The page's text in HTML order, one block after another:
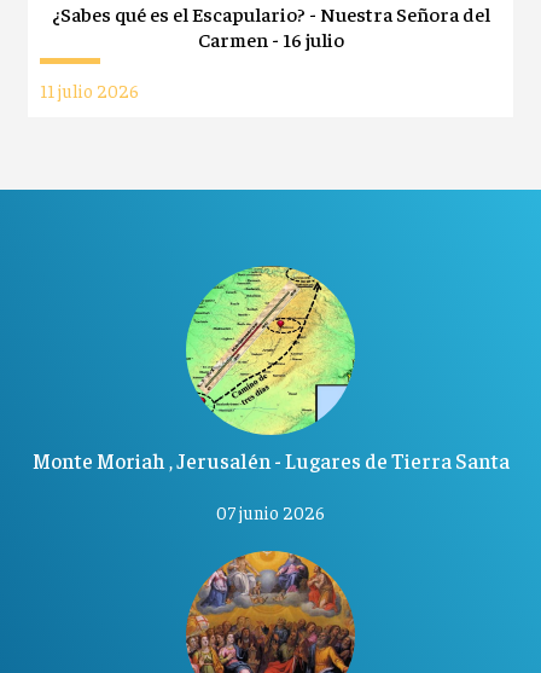
¿Sabes qué es el Escapulario? - Nuestra Señora del
Carmen - 16 julio
11 julio 2026
Monte Moriah , Jerusalén - Lugares de Tierra Santa
07 junio 2026